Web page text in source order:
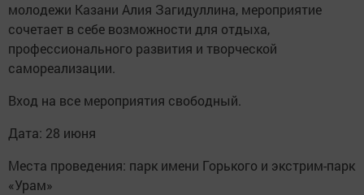
молодежи Казани Алия Загидуллина, мероприятие
сочетает в себе возможности для отдыха,
профессионального развития и творческой
самореализации.
Вход на все мероприятия свободный.
Дата: 28 июня
Места проведения: парк имени Горького и экстрим-парк
«Урам»